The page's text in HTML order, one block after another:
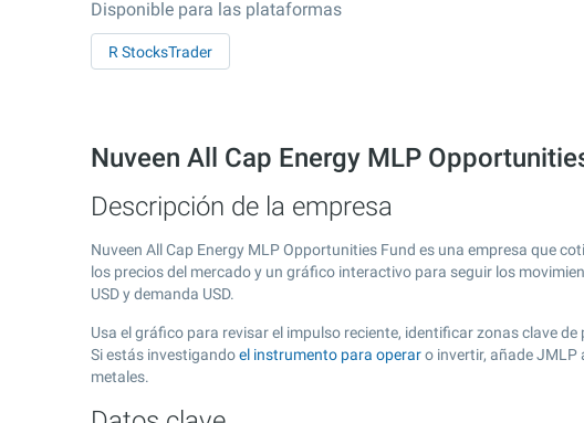
Disponible para las plataformas
R StocksTrader
Nuveen All Cap Energy MLP
Descripción de la empresa
Nuveen All Cap Energy MLP Opportunities Fund es una empresa que
los precios del mercado y un gráfico interactivo para seguir los
USD y demanda USD.
Usa el gráfico para revisar el impulso reciente, identificar zonas clave
Si estás investigandoel instrumento para operaro invertir, añade JMLP
metales.